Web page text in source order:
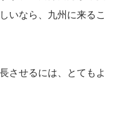
いなら、九州に来るこ
させるには、とてもよ